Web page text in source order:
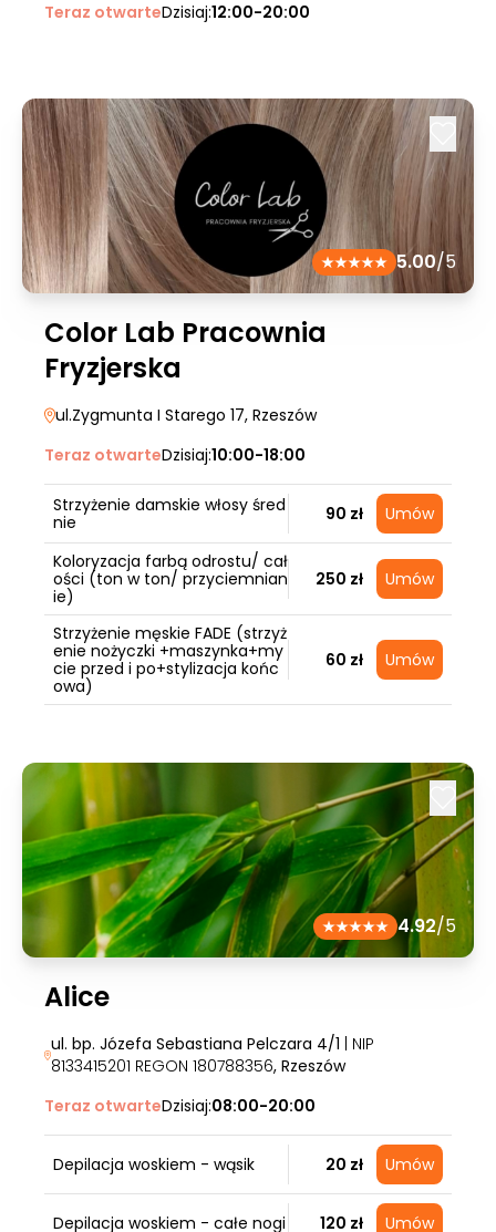
Teraz otwarteDzisiaj:12:00-20:00
5.00/5
Color Lab Pracownia
Fryzjerska
ul.Zygmunta I Starego 17, Rzeszów
Teraz otwarteDzisiaj:10:00-18:00
Strzyżenie damskie włosy śred
nie
90 zł Umów
Koloryzacja farbą odrostu/ cał
ości (ton w ton/ przyciemnian
ie)
250 zł Umów
Strzyżenie męskie FADE (strzyż
enie nożyczki +maszynka+my
cie przed i po+stylizacja końc
owa)
60 zł Umów
4.92/5
Alice
ul. bp. Józefa Sebastiana Pelczara 4/1 | NIP
8133415201 REGON 180788356, Rzeszów
Teraz otwarteDzisiaj:08:00-20:00
Depilacja woskiem - wąsik 20 zł Umów
Depilacja woskiem - całe nogi 120 zł Umów